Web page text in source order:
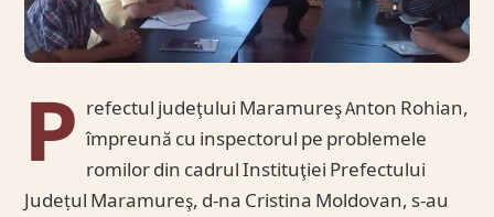
P refectul judeţului Maramureş Anton Rohian,
împreună cu inspectorul pe problemele
romilor din cadrul Instituţiei Prefectului
Judeṭul Maramureş, d-na Cristina Moldovan, s-au